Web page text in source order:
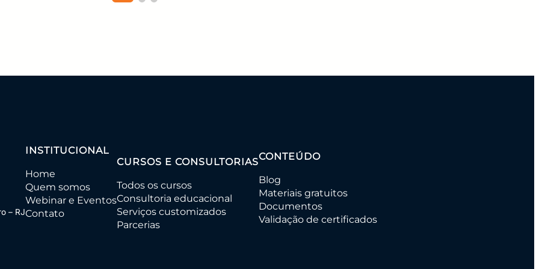
de TIC
– RJ
INSTITUCIONAL
Home
Quem somos
Webinar e Eventos
Contato
CURSOS E CONSULTORIAS
Todos os cursos
Consultoria educacional
Serviços customizados
Parcerias
CONTEÚDO
Blog
Materiais gratuitos
Documentos
Validação de certificados